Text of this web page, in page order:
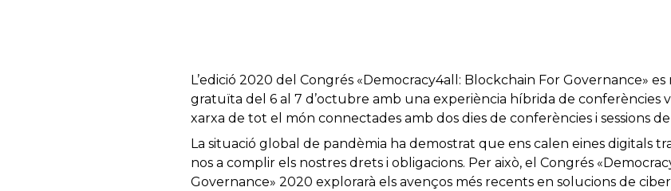
L’edició 2020 del Congrés «Democracy4all: Blockchain For Governance»
gratuïta del 6 al 7 d’octubre amb una experiència híbrida de conferències
xarxa de tot el món connectades amb dos dies de conferències i sessions
La situació global de pandèmia ha demostrat que ens calen eines digitals
nos a complir els nostres drets i obligacions. Per això, el Congrés
Governance» 2020 explorarà els avenços més recents en solucions de